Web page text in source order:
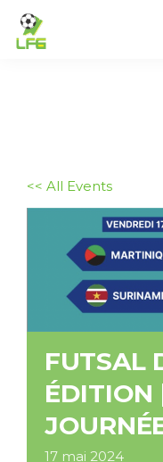
<< All Events
FUTSAL
ÉDITION
17 mai 2024